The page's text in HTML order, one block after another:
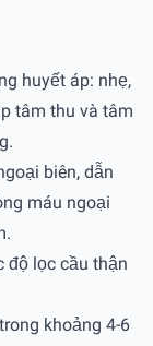
huyết áp: nhẹ,
tâm thu và tâm
biên, dẫn
máu ngoại
độ lọc cầu thận
khoảng 4-6